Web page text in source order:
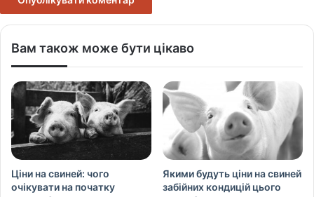
Вам також може бути цікаво
Ціни на свиней: чого
очікувати на початку
Якими будуть ціни на свиней
забійних кондицій цього